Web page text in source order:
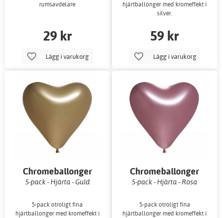
rumsavdelare
29 kr
Lägg i varukorg
hjärtballonger med kromeffekt i
silver.
59 kr
Lägg i varukorg
Chromeballonger
5-pack - Hjärta - Guld
5-pack otroligt fina
hjärtballonger med kromeffekt i
Chromeballonger
5-pack - Hjärta - Rosa
5-pack otroligt fina
hjärtballonger med kromeffekt i